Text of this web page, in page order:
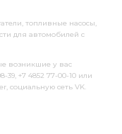
топливные насосы,
для автомобилей с
возникшие у вас
+7 4852 77-00-10 или
социальную сеть VK.